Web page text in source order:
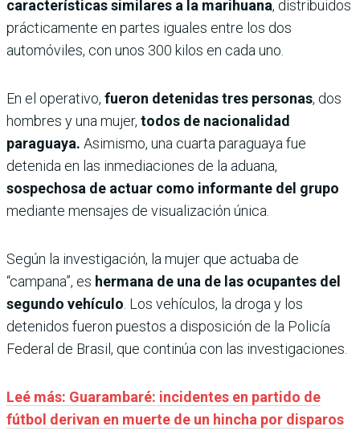
características similares a la marihuana, distribuidos
prácticamente en partes iguales entre los dos
automóviles, con unos 300 kilos en cada uno.
En el operativo, fueron detenidas tres personas, dos
hombres y una mujer, todos de nacionalidad
paraguaya. Asimismo, una cuarta paraguaya fue
detenida en las inmediaciones de la aduana,
sospechosa de actuar como informante del grupo
mediante mensajes de visualización única.
Según la investigación, la mujer que actuaba de
“campana”, es hermana de una de las ocupantes del
segundo vehículo. Los vehículos, la droga y los
detenidos fueron puestos a disposición de la Policía
Federal de Brasil, que continúa con las investigaciones.
Leé más: Guarambaré: incidentes en partido de
fútbol derivan en muerte de un hincha por disparos